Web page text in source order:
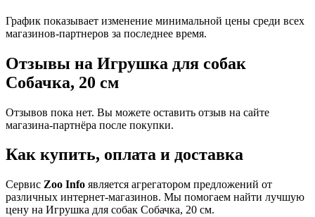
График показывает изменение минимальной цены среди всех
магазинов-партнеров за последнее время.
Отзывы на Игрушка для собак
Собачка, 20 см
Отзывов пока нет. Вы можете оставить отзыв на сайте
магазина-партнёра после покупки.
Как купить, оплата и доставка
Сервис Zoo Info является агрегатором предложений от
различных интернет-магазинов. Мы помогаем найти лучшую
цену на Игрушка для собак Собачка, 20 см.